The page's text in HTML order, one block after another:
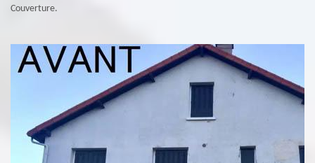
Couverture.